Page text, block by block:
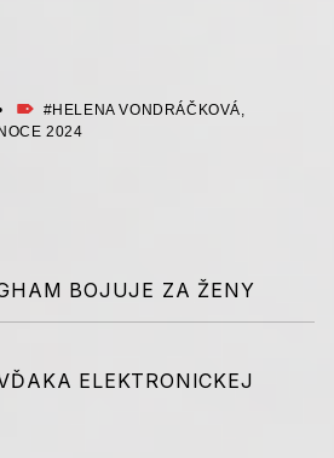
OZNAČENÉ AKO:
HELENA VONDRÁČKOVÁ,
2024
BOJUJE ZA ŽENY
ELEKTRONICKEJ